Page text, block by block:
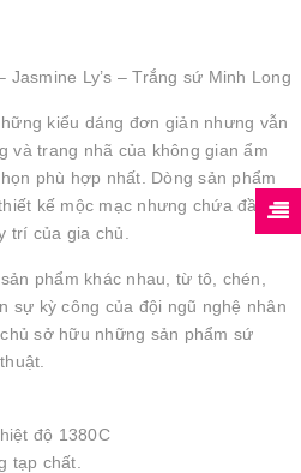
Ly’s – Trắng sứ Minh Long
kiểu dáng đơn giản nhưng vẫn
và trang nhã của không gian ẩm
phù hợp nhất. Dòng sản phẩm
kế mộc mạc nhưng chứa đầy sự
trí của gia chủ.
phẩm khác nhau, từ tô, chén,
kỳ công của đội ngũ nghệ nhân
sở hữu những sản phẩm sứ
độ 1380C
tạp chất.